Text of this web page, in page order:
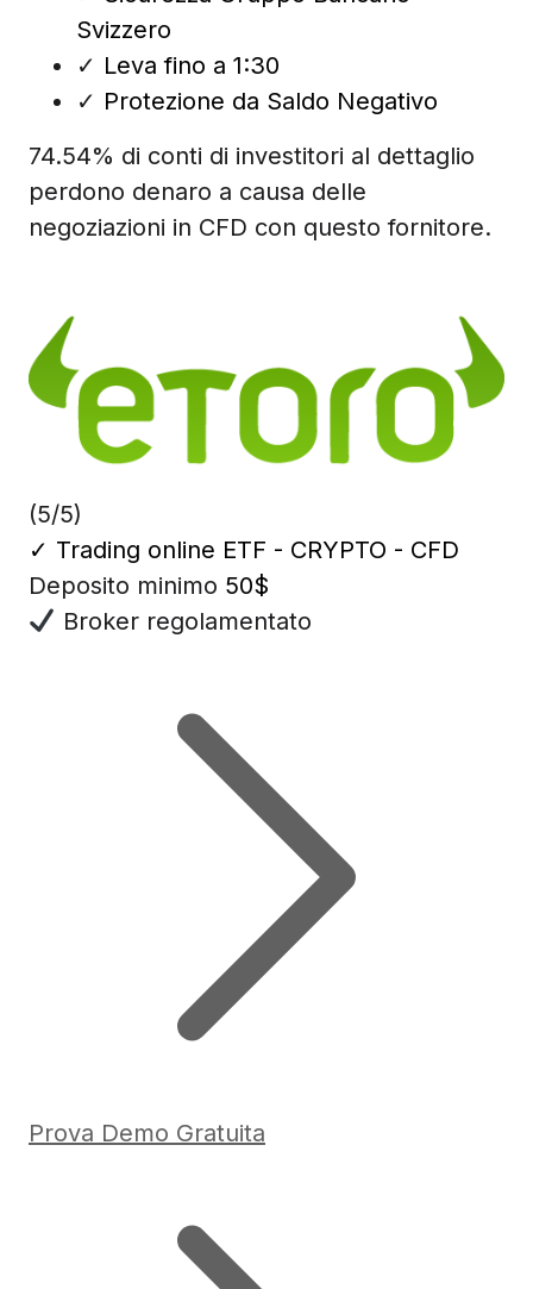
Svizzero
✓ Leva fino a 1:30
✓ Protezione da Saldo Negativo
74.54% di conti di investitori al dettaglio
perdono denaro a causa delle
negoziazioni in CFD con questo fornitore.
(5/5)
✓ Trading online ETF - CRYPTO - CFD
Deposito minimo 50$
Broker regolamentato
Prova Demo Gratuita